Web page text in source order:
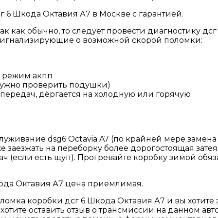
6 Шкода Октавия А7 в Москве с гарантией.
как обычно, то следует провести диагностику
о возможной скорой поломки:
режим акпп
проверить подушки)
дёргается на холодную или горячую
dsg6 Octavia A7 (по крайней мере замена
заезжать на переборку более дорогостоящая
есть щуп). Прогревайте коробку зимой
Октавия А7 цена приемлимая.
коробки дсг 6 Шкода Октавия А7 и вы хотите
оставить отзыв о трансмиссии на данном